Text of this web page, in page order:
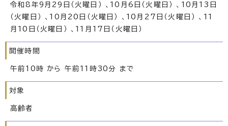
令和8年9月29日（火曜日） 、10月6日（火曜日） 、10月13日
（火曜日） 、10月20日（火曜日） 、10月27日（火曜日） 、11
月10日（火曜日） 、11月17日（火曜日）
開催時間
午前10時 から 午前11時30分 まで
対象
高齢者